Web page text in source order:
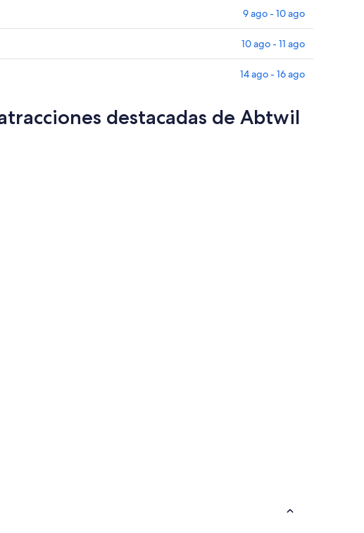
9 ago - 10 ago
10 ago - 11 ago
14 ago - 16 ago
destacadas de Abtwil